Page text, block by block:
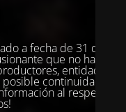
a fecha de 31 de
que no habría
entidades
continuidad, en
al respecto.